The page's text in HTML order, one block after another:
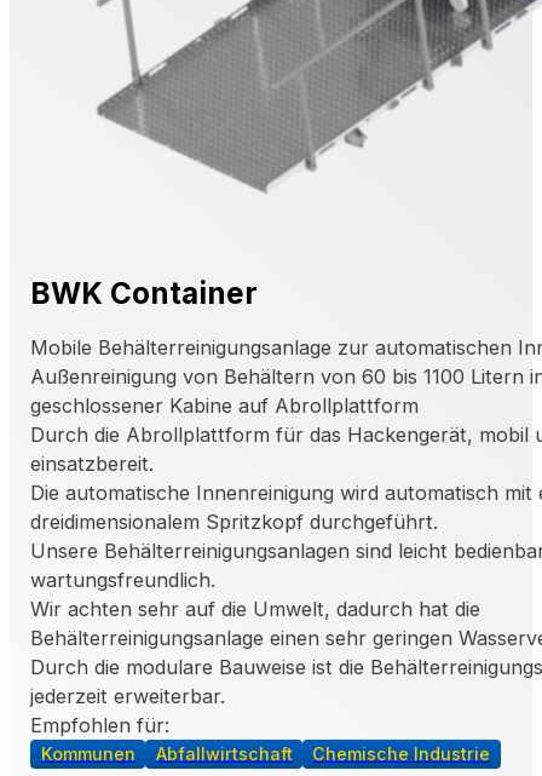
BWK Container
Mobile Behälterreinigungsanlage zur automatischen
Außenreinigung von Behältern von 60 bis 1100 Litern
geschlossener Kabine auf Abrollplattform
Durch die Abrollplattform für das Hackengerät, mobil
einsatzbereit.
Die automatische Innenreinigung wird automatisch mit
dreidimensionalem Spritzkopf durchgeführt.
Unsere Behälterreinigungsanlagen sind leicht
wartungsfreundlich.
Wir achten sehr auf die Umwelt, dadurch hat die
Behälterreinigungsanlage einen sehr geringen
Durch die modulare Bauweise ist die
jederzeit erweiterbar.
Empfohlen für:
Kommunen Abfallwirtschaft Chemische Industrie